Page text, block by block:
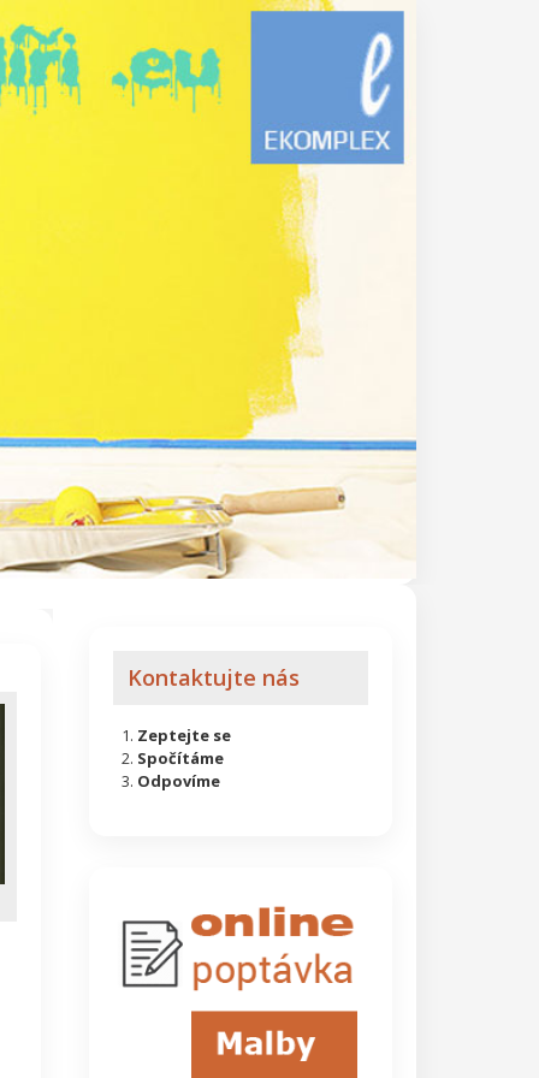
Kontaktujte nás
Zeptejte se
Spočítáme
Odpovíme